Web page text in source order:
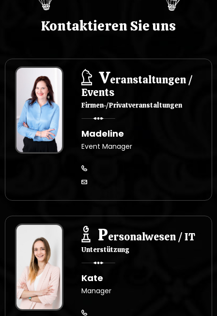
Kontaktieren Sie uns
Veranstaltungen /
Events
Firmen-/Privatveranstaltungen
Madeline
Event Manager
Personalwesen / IT
Unterstützung
Kate
Manager